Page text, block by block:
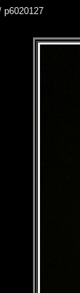
p6020127